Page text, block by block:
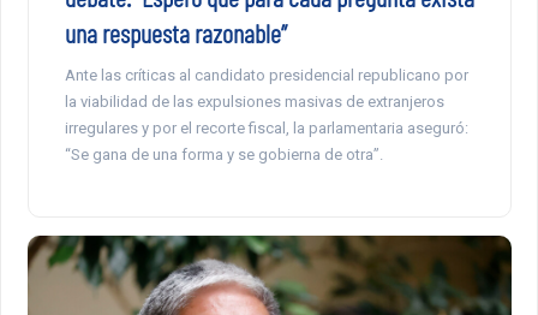
una respuesta razonable”
Ante las críticas al candidato presidencial republicano por
la viabilidad de las expulsiones masivas de extranjeros
irregulares y por el recorte fiscal, la parlamentaria aseguró:
“Se gana de una forma y se gobierna de otra”.